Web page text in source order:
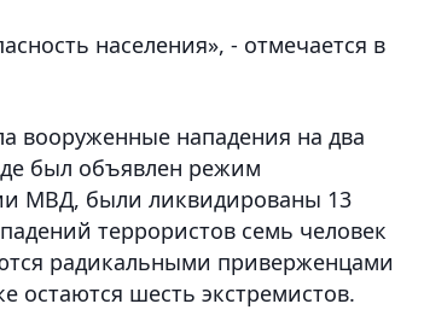
населения», - отмечается в
вооруженные нападения на два
был объявлен режим
МВД, были ликвидированы 13
террористов семь человек
радикальными приверженцами
остаются шесть экстремистов.